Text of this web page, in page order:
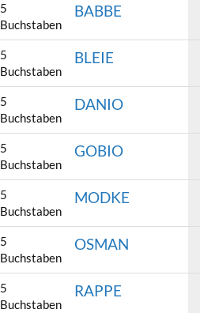
5
Buchstaben
BABBE
5
Buchstaben
BLEIE
5
Buchstaben
DANIO
5
Buchstaben
GOBIO
5
Buchstaben
MODKE
5
Buchstaben
OSMAN
5
Buchstaben
RAPPE